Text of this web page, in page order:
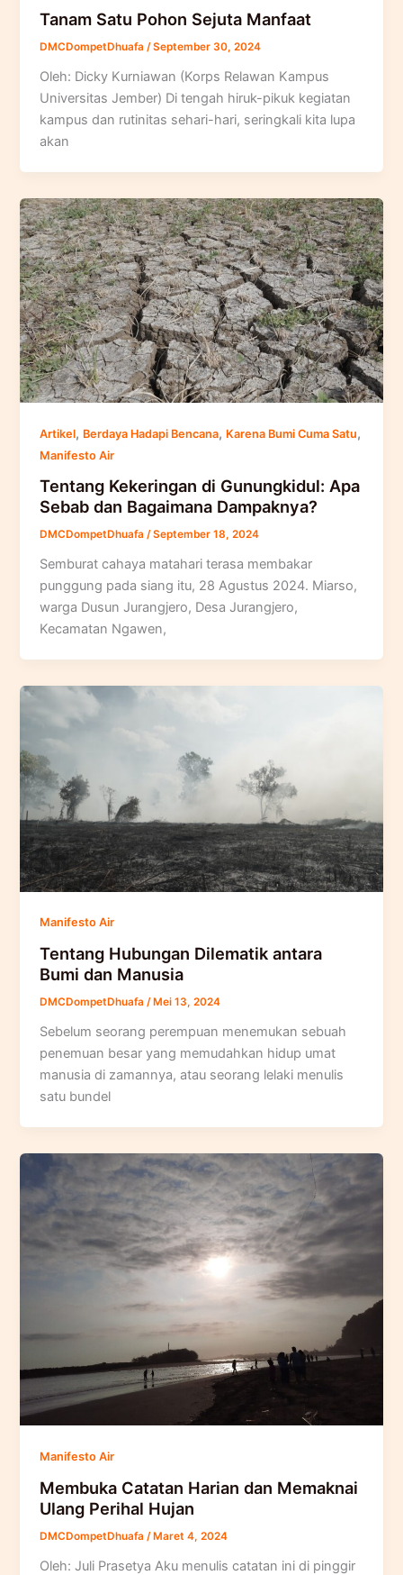
Tanam Satu Pohon Sejuta Manfaat
DMCDompetDhuafa/September 30, 2024
Oleh: Dicky Kurniawan (Korps Relawan Kampus
Universitas Jember) Di tengah hiruk-pikuk kegiatan
kampus dan rutinitas sehari-hari, seringkali kita lupa
akan
Artikel, Berdaya Hadapi Bencana, Karena Bumi Cuma Satu,
Manifesto Air
Tentang Kekeringan di Gunungkidul: Apa
Sebab dan Bagaimana Dampaknya?
DMCDompetDhuafa/September 18, 2024
Semburat cahaya matahari terasa membakar
punggung pada siang itu, 28 Agustus 2024. Miarso,
warga Dusun Jurangjero, Desa Jurangjero,
Kecamatan Ngawen,
Manifesto Air
Tentang Hubungan Dilematik antara
Bumi dan Manusia
DMCDompetDhuafa/ Mei 13, 2024
Sebelum seorang perempuan menemukan sebuah
penemuan besar yang memudahkan hidup umat
manusia di zamannya, atau seorang lelaki menulis
satu bundel
Manifesto Air
Membuka Catatan Harian dan Memaknai
Ulang Perihal Hujan
DMCDompetDhuafa /Maret 4, 2024
Oleh: Juli Prasetya Aku menulis catatan ini di pinggir